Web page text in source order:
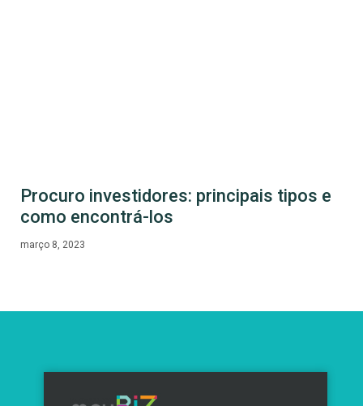
Procuro investidores: principais tipos e
como encontrá-los
março 8, 2023